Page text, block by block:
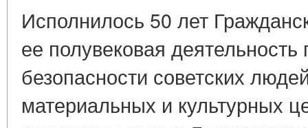
Исполнилось 50 лет
ее полувековая
безопасности советских
материальных и культурных